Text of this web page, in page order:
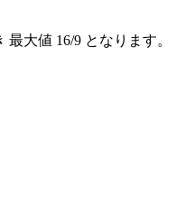
大値 16/9 となります。